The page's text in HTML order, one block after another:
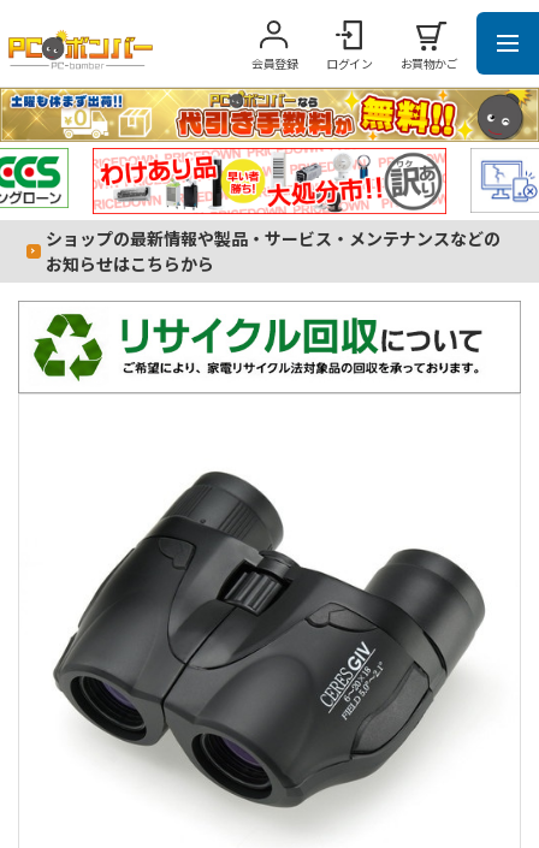
会員登録 ログイン お買物かご
ショップの最新情報や製品・サービス・メンテナンスなどの
お知らせはこちらから